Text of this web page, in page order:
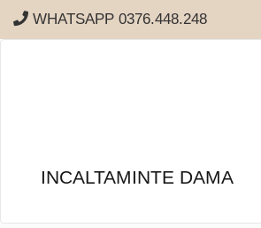
WHATSAPP 0376.448.248
INCALTAMINTE DAMA